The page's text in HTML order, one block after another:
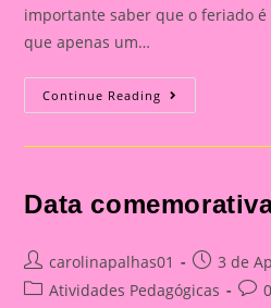
importante saber que o feriado
que apenas um…
Continue Reading Atividade
Páscoa
Data
Post
author:
carolinapalhas01
Post
published:
3 de
PostAtividades Pedagógicas
Post